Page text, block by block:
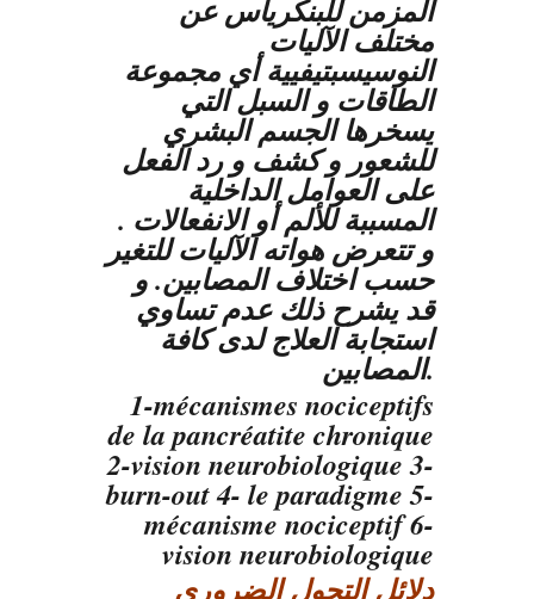
المزمن للبنكرياس عن
مختلف الآليات
النوسيسبتيفيية أي مجموعة
الطاقات و السبل التي
يسخرها الجسم البشري
للشعور و كشف و رد الفعل
على العوامل الداخلية
المسببة للألم أو الانفعالات .
و تتعرض هواته الآليات للتغير
حسب اختلاف المصابين. و
قد يشرح ذلك عدم تساوي
استجابة العلاج لدى كافة
المصابين.
1-mécanismes nociceptifs
de la pancréatite chronique
2-vision neurobiologique 3-
burn-out 4- le paradigme 5-
mécanisme nociceptif 6-
vision neurobiologique
دلائل التحول الضروري